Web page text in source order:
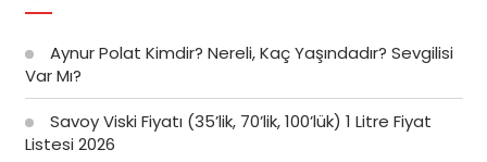
Aynur Polat Kimdir? Nereli, Kaç Yaşındadır? Sevgilisi
Var Mı?
Savoy Viski Fiyatı (35’lik, 70’lik, 100’lük) 1 Litre Fiyat
Listesi 2026